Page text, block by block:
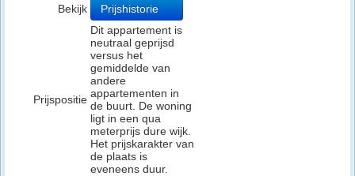
Bekijk Prijshistorie
Prijspositie
Dit appartement is
neutraal geprijsd
versus het
gemiddelde van
andere
appartementen in
de buurt. De woning
ligt in een qua
meterprijs dure wijk.
Het prijskarakter van
de plaats is
eveneens duur.